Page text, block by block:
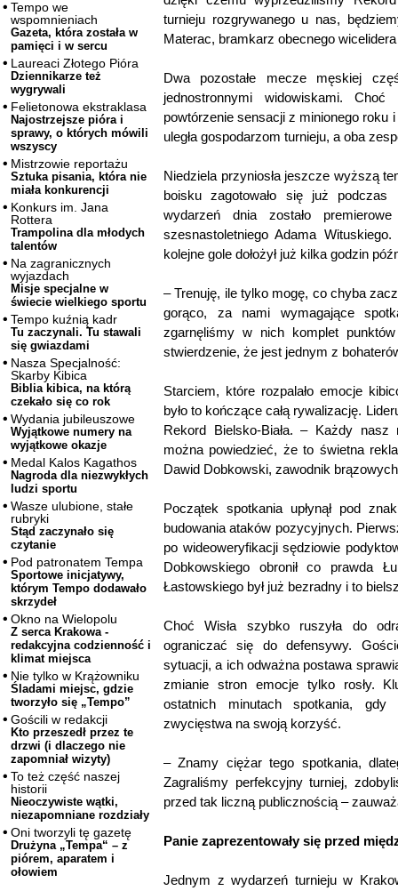
Tempo we
wspomnieniach
Gazeta, która została w
pamięci i w sercu
Laureaci Złotego Pióra
Dziennikarze też
wygrywali
Felietonowa ekstraklasa
Najostrzejsze pióra i
sprawy, o których mówili
wszyscy
Mistrzowie reportażu
Sztuka pisania, która nie
miała konkurencji
Konkurs im. Jana
Rottera
Trampolina dla młodych
talentów
Na zagranicznych
wyjazdach
Misje specjalne w
świecie wielkiego sportu
Tempo kuźnią kadr
Tu zaczynali. Tu stawali
się gwiazdami
Nasza Specjalność:
Skarby Kibica
Biblia kibica, na którą
czekało się co rok
Wydania jubileuszowe
Wyjątkowe numery na
wyjątkowe okazje
Medal Kalos Kagathos
Nagroda dla niezwykłych
ludzi sportu
Wasze ulubione, stałe
rubryki
Stąd zaczynało się
czytanie
Pod patronatem Tempa
Sportowe inicjatywy,
którym Tempo dodawało
skrzydeł
Okno na Wielopolu
Z serca Krakowa -
redakcyjna codzienność i
klimat miejsca
Nie tylko w Krążowniku
Śladami miejsc, gdzie
tworzyło się „Tempo”
Gościli w redakcji
Kto przeszedł przez te
drzwi (i dlaczego nie
zapomniał wizyty)
To też część naszej
historii
Nieoczywiste wątki,
niezapomniane rozdziały
Oni tworzyli tę gazetę
Drużyna „Tempa“ – z
piórem, aparatem i
ołowiem
turnieju rozgrywanego u nas,
Materac, bramkarz obecnego
Dwa pozostałe mecze męskiej
jednostronnymi widowiskami.
powtórzenie sensacji z minionego roku
uległa gospodarzom turnieju, a oba
Niedziela przyniosła jeszcze wyższą
boisku zagotowało się już
wydarzeń dnia zostało
szesnastoletniego Adama
kolejne gole dołożył już kilka godzin
– Trenuję, ile tylko mogę, co chyba
gorąco, za nami wymagające
zgarnęliśmy w nich komplet
stwierdzenie, że jest jednym z
Starciem, które rozpalało emocje
było to kończące całą rywalizację.
Rekord Bielsko-Biała. – Każdy
można powiedzieć, że to świetna
Dawid Dobkowski, zawodnik
Początek spotkania upłynął pod
budowania ataków pozycyjnych.
po wideoweryfikacji sędziowie
Dobkowskiego obronił co prawda
Łastowskiego był już bezradny i to
Choć Wisła szybko ruszyła do
ograniczać się do defensywy.
sytuacji, a ich odważna postawa
zmianie stron emocje tylko rosły.
ostatnich minutach spotkania,
zwycięstwa na swoją korzyść.
– Znamy ciężar tego spotkania,
Zagraliśmy perfekcyjny turniej,
przed tak liczną publicznością –
Panie zaprezentowały się przed
Jednym z wydarzeń turnieju w